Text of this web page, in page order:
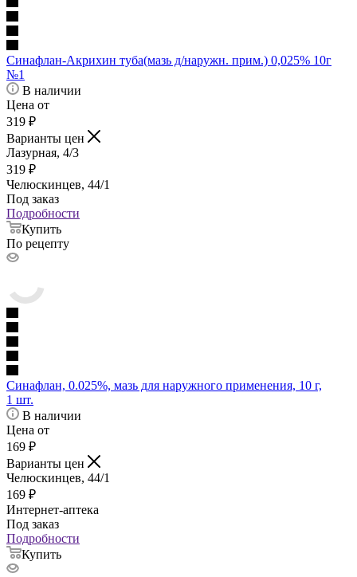
Синафлан-Акрихин туба(мазь д/наружн. прим.) 0,025% 10г
№1
В наличии
Цена от
319 ₽
Варианты цен
Лазурная, 4/3
319 ₽
Челюскинцев, 44/1
Под заказ
Подробности
Купить
По рецепту
Синафлан, 0.025%, мазь для наружного применения, 10 г,
1 шт.
В наличии
Цена от
169 ₽
Варианты цен
Челюскинцев, 44/1
169 ₽
Интернет-аптека
Под заказ
Подробности
Купить